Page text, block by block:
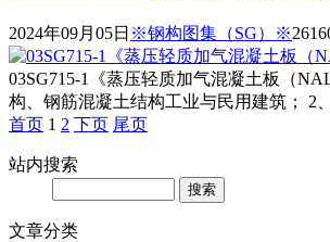
2024年09月05日 ※钢构图集（SG）※2616
03SG715-1《蒸压轻质加气混凝土板（
构、钢筋混凝土结构工业与民用建筑； 2
首页 1 2 下页 尾页
站内搜索
文章分类